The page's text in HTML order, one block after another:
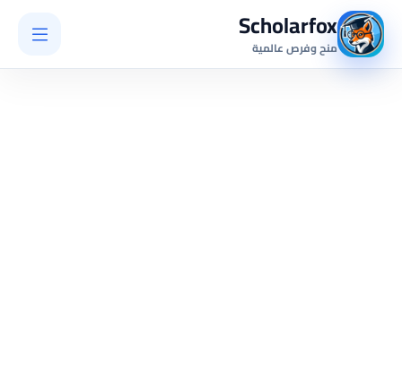
Scholarfox
منح وفرص عالمية